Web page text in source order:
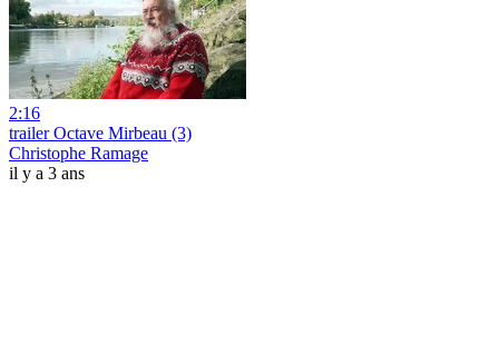
2:16
trailer Octave Mirbeau (3)
Christophe Ramage
il y a 3 ans